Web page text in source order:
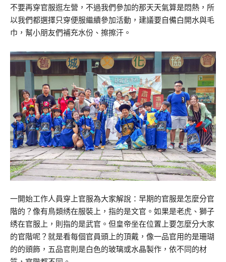
不要再穿官服逛左營，不過我們參加的那天天氣算是悶熱，所
以我們都選擇只穿便服繼續參加活動，建議要自備白開水與毛
巾，幫小朋友們補充水份、擦擦汗。
一開始工作人員穿上官服為大家解說：早期的官服是怎麼分官
階的？像有鳥類绣在服裝上，指的是文官。如果是老虎、獅子
绣在官服上，則指的是武官。但皇帝坐在位置上要怎麼分大家
的官階呢？就是看每個官員頭上的頂戴，像一品官用的是珊瑚
的的頭飾，五品官則是白色的玻璃或水晶製作，依不同的材